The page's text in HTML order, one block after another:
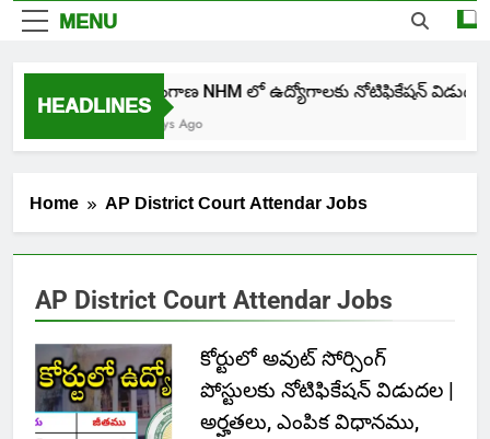
MENU
HEADLINESతెలంగాణ NHM లో ఉద్యోగాలకు నోటిఫికేషన్ విడుదల
4 Days Ago
Home AP District Court Attendar Jobs
AP District Court Attendar Jobs
కోర్టులో అవుట్ సోర్సింగ్
పోస్టులకు నోటిఫికేషన్ విడుదల |
అర్హతలు, ఎంపిక విధానము,